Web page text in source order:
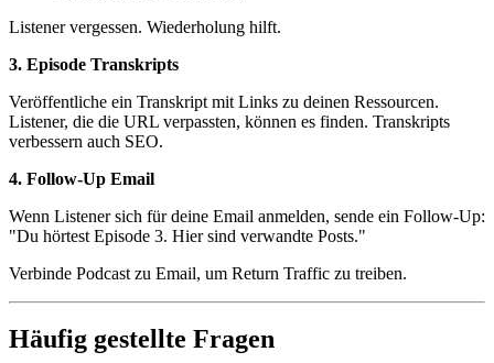
Listener vergessen. Wiederholung hilft.
3. Episode Transkripts
Veröffentliche ein Transkript mit Links zu deinen Ressourcen.
Listener, die die URL verpassten, können es finden. Transkripts
verbessern auch SEO.
4. Follow-Up Email
Wenn Listener sich für deine Email anmelden, sende ein Follow-Up:
"Du hörtest Episode 3. Hier sind verwandte Posts."
Verbinde Podcast zu Email, um Return Traffic zu treiben.
Häufig gestellte Fragen